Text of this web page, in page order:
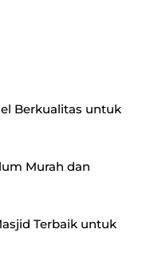
Berkualitas untuk
Murah dan
Terbaik untuk